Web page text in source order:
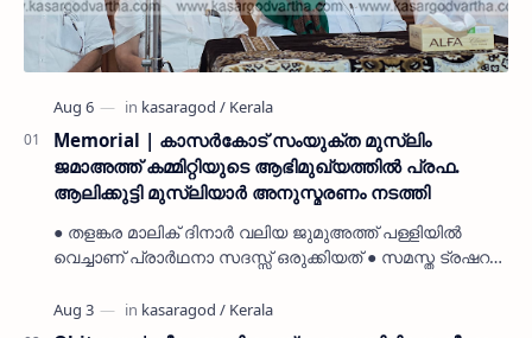
Memorial | കാസർകോട് സംയുക്ത മുസ്ലിം
ജമാഅത്ത് കമ്മിറ്റിയുടെ ആഭിമുഖ്യത്തിൽ പ്രഫ.
ആലിക്കുട്ടി മുസ്ലിയാർ അനുസ്മരണം നടത്തി
● തളങ്കര മാലിക് ദിനാർ വലിയ ജുമുഅത്ത് പള്ളിയിൽ
വെച്ചാണ് പ്രാർഥനാ സദസ്സ് ഒരുക്കിയത് ● സമസ്ത ട്രഷറർ
നൽകി കാസ…